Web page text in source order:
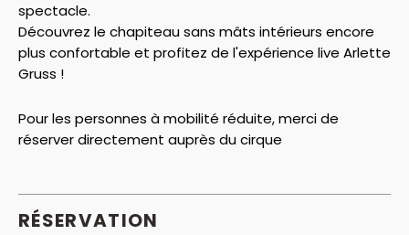
spectacle.
Découvrez le chapiteau sans mâts intérieurs encore
plus confortable et profitez de l'expérience live Arlette
Gruss !
Pour les personnes à mobilité réduite, merci de
réserver directement auprès du cirque
RÉSERVATION